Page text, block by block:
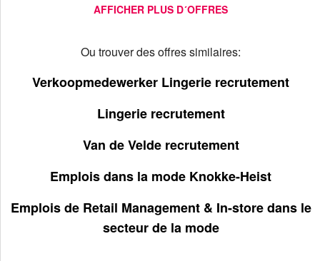
AFFICHER PLUS D´OFFRES
Ou trouver des offres similaires:
Verkoopmedewerker Lingerie recrutement
Lingerie recrutement
Van de Velde recrutement
Emplois dans la mode Knokke-Heist
Emplois de Retail Management & In-store dans le
secteur de la mode